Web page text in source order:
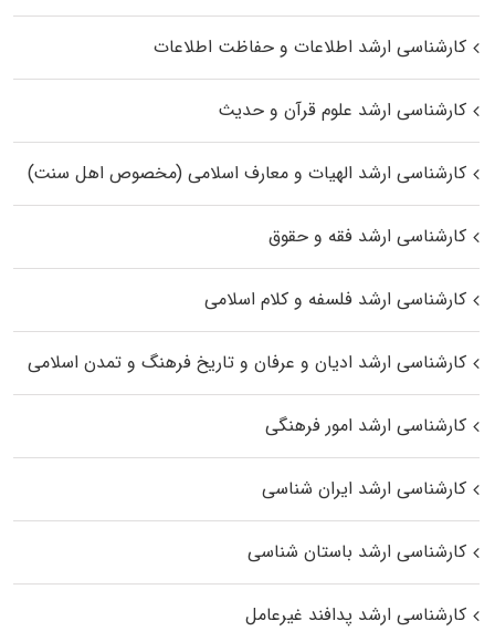
کارشناسی ارشد اطلاعات و حفاظت اطلاعات
کارشناسی ارشد علوم قرآن و حدیث
کارشناسی ارشد الهیات و معارف اسلامی (مخصوص اهل سنت)
کارشناسی ارشد فقه و حقوق
کارشناسی ارشد فلسفه و کلام اسلامی
کارشناسی ارشد ادیان و عرفان و تاریخ فرهنگ و تمدن اسلامی
کارشناسی ارشد امور فرهنگی
کارشناسی ارشد ایران شناسی
کارشناسی ارشد باستان شناسی
کارشناسی ارشد پدافند غیرعامل